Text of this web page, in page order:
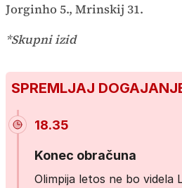
Jorginho 5., Mrinskij 31.
*Skupni izid
SPREMLJAJ
18.35
Konec obračuna
Olimpija letos ne bo videla